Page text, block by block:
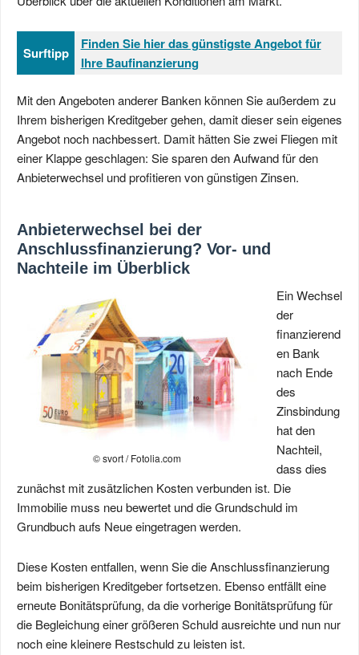
Surftipp
Finden Sie hier das günstigste Angebot für
Ihre Baufinanzierung
Mit den Angeboten anderer Banken können Sie außerdem zu
Ihrem bisherigen Kreditgeber gehen, damit dieser sein eigenes
Angebot noch nachbessert. Damit hätten Sie zwei Fliegen mit
einer Klappe geschlagen: Sie sparen den Aufwand für den
Anbieterwechsel und profitieren von günstigen Zinsen.
Anbieterwechsel bei der
Anschlussfinanzierung? Vor- und
Nachteile im Überblick
© svort / Fotolia.com
Ein Wechsel
der
finanzierend
en Bank
nach Ende
des
Zinsbindung
hat den
Nachteil,
dass dies
zunächst mit zusätzlichen Kosten verbunden ist. Die
Immobilie muss neu bewertet und die Grundschuld im
Grundbuch aufs Neue eingetragen werden.
Diese Kosten entfallen, wenn Sie die Anschlussfinanzierung
beim bisherigen Kreditgeber fortsetzen. Ebenso entfällt eine
erneute Bonitätsprüfung, da die vorherige Bonitätsprüfung für
die Begleichung einer größeren Schuld ausreichte und nun nur
noch eine kleinere Restschuld zu leisten ist.